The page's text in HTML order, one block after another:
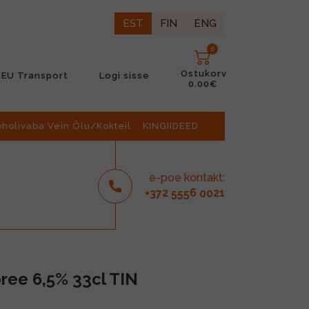
EST FIN ENG
EU Transport Logi sisse
0
Ostukorv
0.00€
Vein Õlu/Kokteil KINGIIDEED
e-poe kontakt:
+372 5556 0021
6,5% 33cl TIN